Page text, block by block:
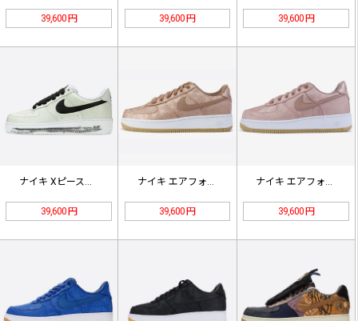
39,600 円 39,600 円 39,600 円
39,600 円 39,600 円 39,600 円